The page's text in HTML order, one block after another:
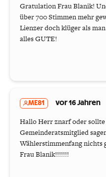
Gratulation Frau Blanik!
über 700 Stimmen mehr
Lienzer doch klüger als
alles GUTE!
ME81 vor 16 Jahren
Hallo Herr znarf oder
Gemeinderatsmitglied
Wählerstimmenfang
Frau Blanik!!!!!!!